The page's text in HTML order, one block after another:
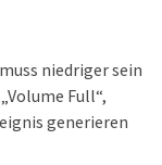
niedriger sein
Full“,
generieren